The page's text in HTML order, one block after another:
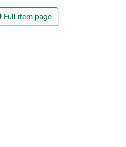
Full item page